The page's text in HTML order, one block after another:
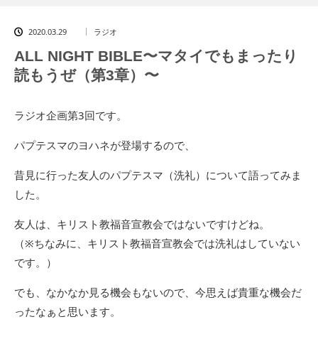
2020.03.29 ラジオ
ALL NIGHT BIBLE〜マタイでもまったり
読もうぜ（第3章）〜
ラジオ企画第3回です。
パプテスマのヨハネが登場するので、
昔見に行った友人のパプテスマ（洗礼）について語ってみま
した。
友人は、キリスト教福音宣教会ではないですけどね。
（※ちなみに、キリスト教福音宣教会では洗礼はしていない
です。）
でも、なかなか見る機会もないので、今思えば貴重な機会だ
ったなぁと思います。